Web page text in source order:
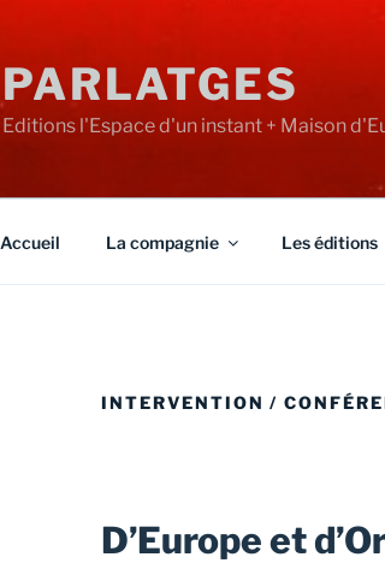
PARLATGES
Editions l'Espace d'un instant + Maison
Accueil La compagnie Les éditions
INTERVENTION /
D’Europe et